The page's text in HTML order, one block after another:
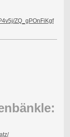
ZQ_gPOnFiKgf